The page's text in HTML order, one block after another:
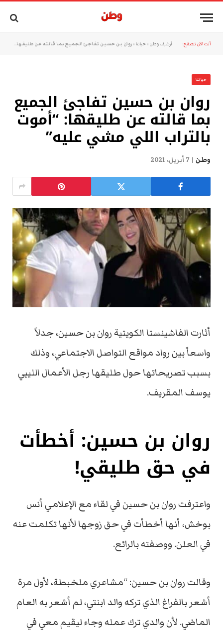
أنت الآن تتصفح: أرشيف وطن »حياتنا »روان بن حسين تفاجئ الجميع بما قالته عن طليقها: “أموت بالتراب اللي مشي عليه”
حياتنا
روان بن حسين تفاجئ الجميع
بما قالته عن طليقها: “أموت
بالتراب اللي مشي عليه”
وطن 7 أبريل، 2021
أثارت الفاشينستا الكويتية روان بن حسين، جدلاً
واسعاً بين رواد مواقع التواصل الاجتماعي، وذلك
بسبب تصريحاتها حول طليقها رجل الأعمال الليبي
يوسف المقريف.
روان بن حسين: أخطأت
في حق طليقي!
واعترفت روان بن حسين في لقاء مع الإعلامي أنس
بوخش، أنها أخطأت في حق زوجها لأنها تكلمت عنه
في العلن. ووصفته بالرائع.
وقالت روان بن حسين: “مشاعري ملخبطة، لأول مرة
أشعر بالفراغ الذي تركه والد ابنتي، لم أشعر به العام
الماضي. لأن والدي ترك عمله وجاء ليقيم معي في